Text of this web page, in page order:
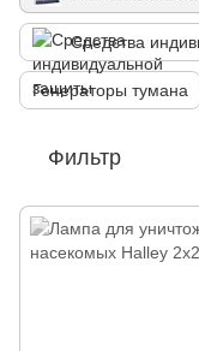
Средства
Генераторы тумана
Фильтр